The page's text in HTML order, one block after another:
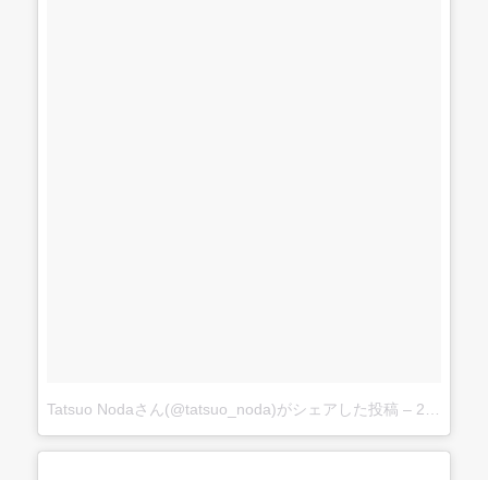
Tatsuo Nodaさん(@tatsuo_noda)がシェアした投稿 – 2017 6月 3 6:18午後 PDT